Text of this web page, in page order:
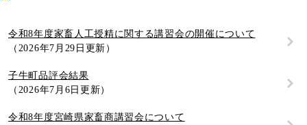
令和8年度家畜人工授精に関する講習会の開催について
2026年7月29日更新
子牛町品評会結果
2026年7月6日更新
令和8年度宮崎県家畜商講習会について